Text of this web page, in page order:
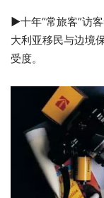
►十年“常旅客”访
大利亚移民与边境
受度。